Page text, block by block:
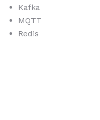
Kafka
MQTT
Redis